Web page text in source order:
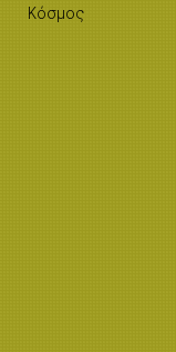
Κόσμος